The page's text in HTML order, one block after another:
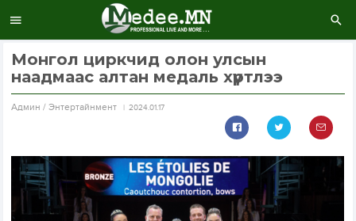
Монгол циркчид олон улсын
наадмаас алтан медаль хүртлээ
Aдмин / Энтертайнмент 2024.01.17